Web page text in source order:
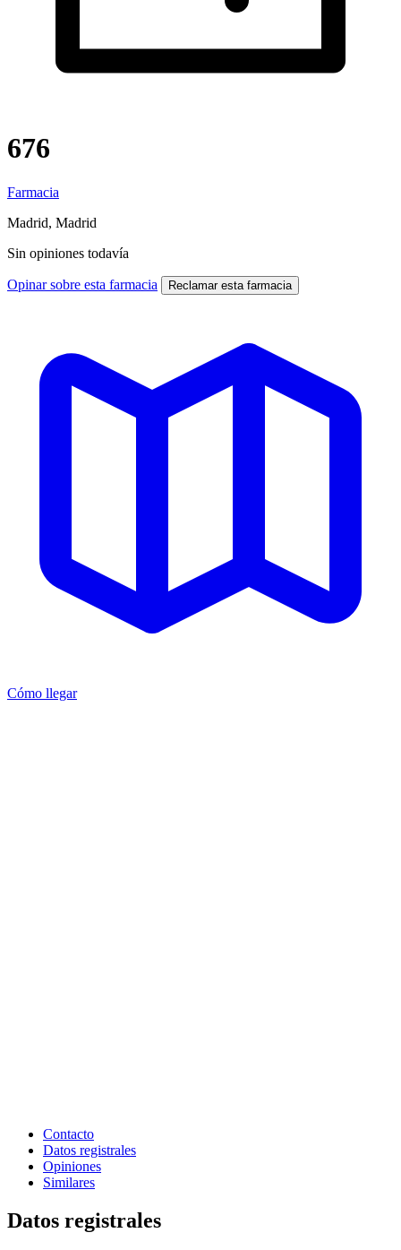
676
Farmacia
Madrid, Madrid
Sin opiniones todavía
Opinar sobre esta farmacia Reclamar esta farmacia
Cómo llegar
Contacto
Datos registrales
Opiniones
Similares
Datos registrales